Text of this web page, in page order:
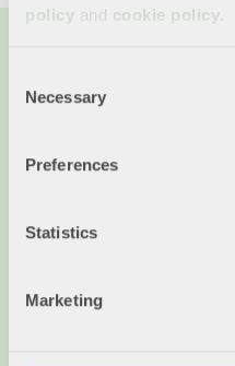
policy and cookie policy
Selection
Necessary
Preferences
Statistics
Marketing